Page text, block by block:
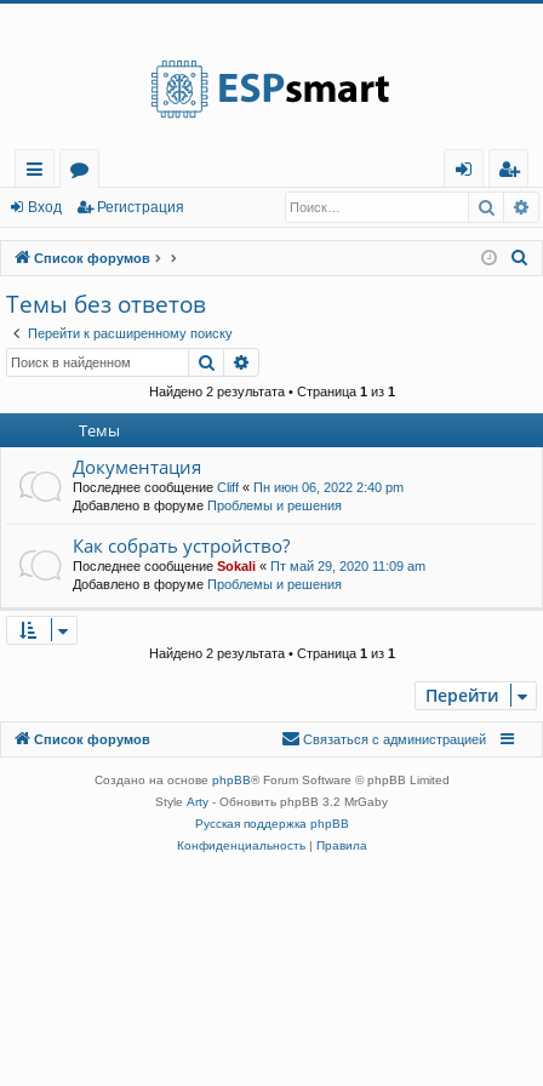
с
ы
лк
и
о
ру
м
ы
д
г
ис
тр
Вход Регистрация
Список форумов
Темы без ответов
Перейти к расширенному поиску
Поиск
Найдено 2 результата • Страница 1из 1
Темы
Документация
Последнее сообщение Cliff « Пн июн 06, 2022 2:40 pm
Добавлено в форуме Проблемы и решения
Как собрать устройство?
Последнее сообщение Sokali « Пт май 29, 2020 11:09 am
Добавлено в форуме Проблемы и решения
Найдено 2 результата • Страница 1из 1
Перейти
Список форумов
Связаться с
Связаться с администрацией
Создано на основе phpBB® Forum Software © phpBB Limited
Style Arty - Обновить phpBB 3.2 MrGaby
Русская поддержка phpBB
Конфиденциальность| Правила